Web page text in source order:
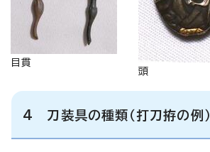
目貫
頭
4 刀装具の種類（打刀拵の例）